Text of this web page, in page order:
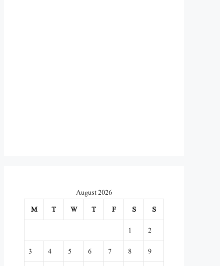
August 2026
M
T W T F S
S
1
2
3
4 5 6 7 8
9